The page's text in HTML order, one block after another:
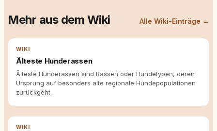
Mehr aus dem Wiki Alle Wiki-Einträge →
WIKI
Älteste Hunderassen
Älteste Hunderassen sind Rassen oder Hundetypen, deren
Ursprung auf besonders alte regionale Hundepopulationen
zurückgeht.
WIKI